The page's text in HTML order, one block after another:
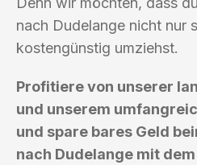
nach Dudelange nicht nur
kostengünstig umziehst.
Profitiere von unserer
und unserem
und spare bares Geld
nach Dudelange mit